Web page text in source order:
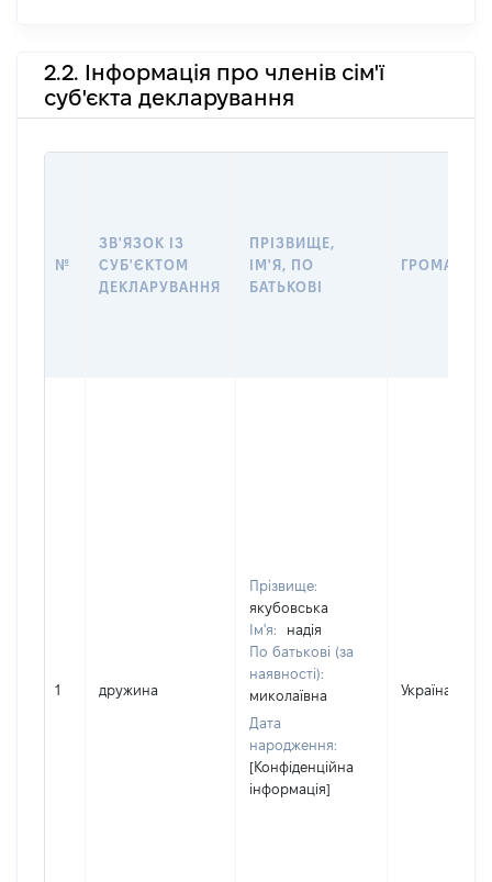
2.2. Інформація про членів сім'ї
суб'єкта декларування
№
ЗВ'ЯЗОК ІЗ
СУБ'ЄКТОМ
ДЕКЛАРУВАННЯ
ПРІЗВИЩЕ,
ІМ'Я, ПО
БАТЬКОВІ
1 дружина
Прізвище:
якубовська
Ім'я:
надія
По батькові (за
наявності):
миколаївна
Дата
народження:
[Конфіденційна
інформація]
Україна